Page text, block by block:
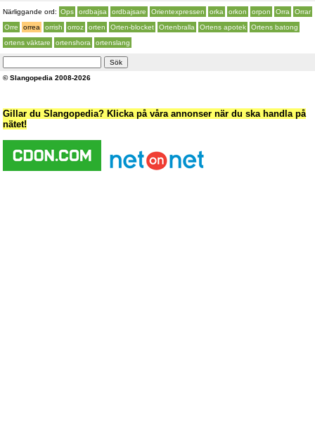
Närliggande ord: Ops ordbajsa ordbajsare Orientexpressen orka orkon orpon Orra
Orrar
Orre
orrea orrish orroz orten Orten-blocket Ortenbralla Ortens apotek
Ortens batong
ortens väktare
ortenshora ortenslang
© Slangopedia 2008-2026
Gillar du Slangopedia? Klicka på våra annonser när du ska handla på
nätet!